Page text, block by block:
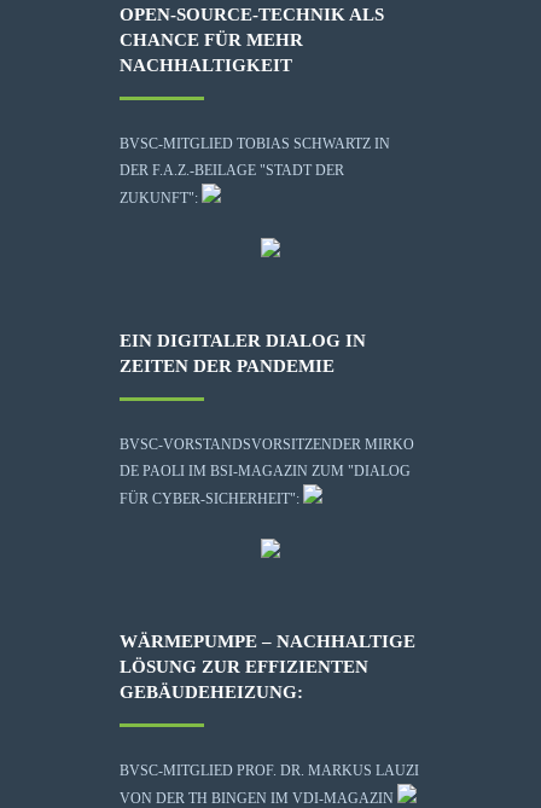
OPEN-SOURCE-TECHNIK ALS
CHANCE FÜR MEHR
NACHHALTIGKEIT
BVSC-MITGLIED TOBIAS SCHWARTZ IN
DER F.A.Z.-BEILAGE "STADT DER
ZUKUNFT":
EIN DIGITALER DIALOG IN
ZEITEN DER PANDEMIE
BVSC-VORSTANDSVORSITZENDER MIRKO
DE PAOLI IM BSI-MAGAZIN ZUM "DIALOG
FÜR CYBER-SICHERHEIT":
WÄRMEPUMPE – NACHHALTIGE
LÖSUNG ZUR EFFIZIENTEN
GEBÄUDEHEIZUNG:
BVSC-MITGLIED PROF. DR. MARKUS LAUZI
VON DER TH BINGEN IM VDI-MAGAZIN